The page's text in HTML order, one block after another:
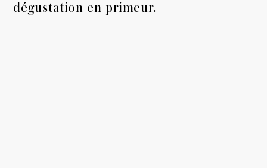
dégustation en primeur.